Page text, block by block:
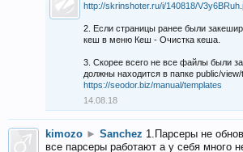
http://skrinshoter.ru/i/140818/
2. Если страницы ранее были
кеш в меню Кеш - Очистка кеша.
3. Скорее всего не все файлы были
должны находится в папке public/
https://seodor.biz/manual/templates
14.08.18
kimozo ► Sanchez 1.Парсеры не
все парсеры работают а у себя много